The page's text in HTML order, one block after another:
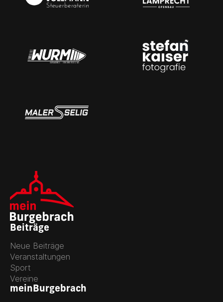
Beiträge
Neue Beiträge
Veranstaltungen
Sport
Vereine
meinBurgebrach